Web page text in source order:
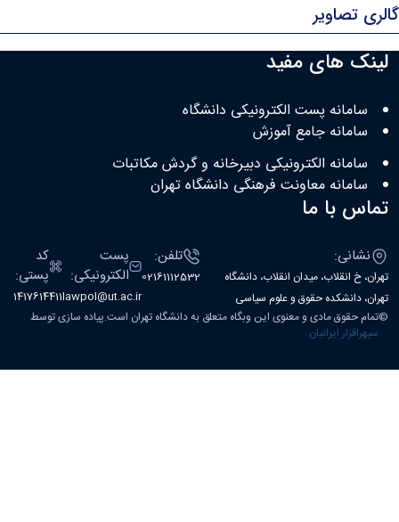
گالری تصاویر
لینک های مفید
سامانه پست الکترونیکی دانشگاه
سامانه جامع آموزش
سامانه الکترونیکی دبیرخانه و گردش مکاتبات
سامانه معاونت فرهنگی دانشگاه تهران
تماس با ما
نشانی:
تهران، خ انقلاب، میدان انقلاب، دانشگاه
تهران، دانشکده حقوق و علوم سیاسی
تلفن:
02161112532
پست
الکترونیکی:
lawpol@ut.ac.ir
کد
پستی:
1417614411
©تمام حقوق مادی و معنوی این وبگاه متعلق به دانشگاه تهران است.پیاده سازی توسط
سپهرافزار ایرانیان